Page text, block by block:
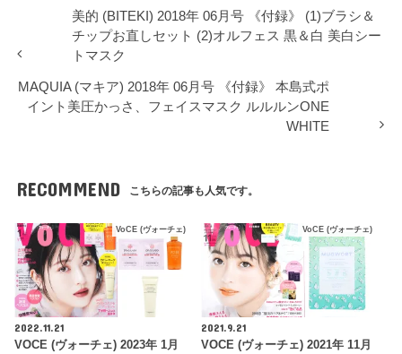
美的 (BITEKI) 2018年 06月号 《付録》 (1)ブラシ＆
チップお直しセット (2)オルフェス 黒＆白 美白シー
トマスク
MAQUIA (マキア) 2018年 06月号 《付録》 本島式ポ
イント美圧かっさ、フェイスマスク ルルルンONE
WHITE
RECOMMEND こちらの記事も人気です。
VoCE (ヴォーチェ)
2022.11.21
VOCE (ヴォーチェ) 2023年 1月
VoCE (ヴォーチェ)
2021.9.21
VOCE (ヴォーチェ) 2021年 11月